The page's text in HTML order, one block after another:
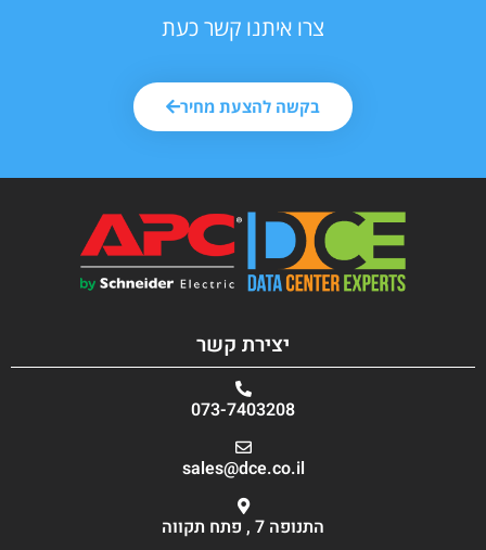
צרו איתנו קשר כעת
בקשה להצעת מחיר
יצירת קשר
073-7403208
sales@dce.co.il
התנופה 7 , פתח תקווה